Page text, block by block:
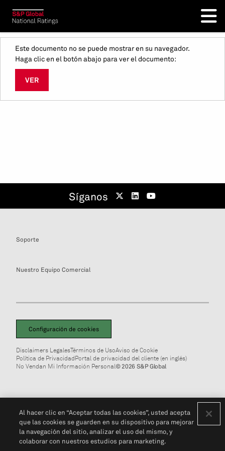
Este documento no se puede mostrar en su navegador.
Haga clic en el botón abajo para ver el documento:
VER
Síganos
Soporte
Nuestro Equipo Comercial
Configuración de cookies
Disclaimers LegalesTérminos de UsoAviso de Cookie
Política de PrivacidadPortal de privacidad del cliente (en inglés)
No Vendan Mi Información Personal© 2026 S&P Global
Al hacer clic en “Aceptar todas las cookies”, usted acepta
que las cookies se guarden en su dispositivo para mejorar
la navegación del sitio, analizar el uso del mismo, y
colaborar con nuestros estudios para marketing.